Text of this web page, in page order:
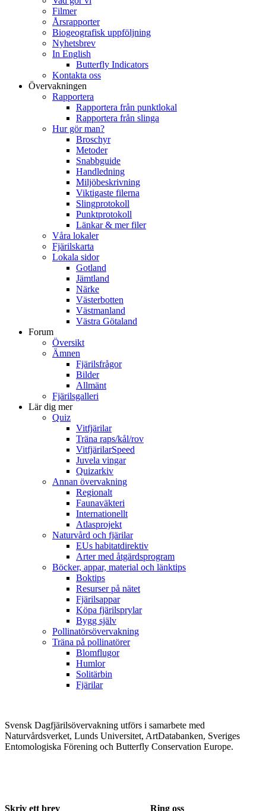
Filmer
Årsrapporter
Biogeografisk uppföljning
Nyhetsbrev
In English
Butterfly Indicators
Kontakta oss
Övervakningen
Rapportera
Rapportera från punktlokal
Rapportera från slinga
Hur gör man?
Broschyr
Metoder
Snabbguide
Handledning
Miljöbeskrivning
Viktigaste filerna
Slingprotokoll
Punktprotokoll
Länkar & mer filer
Våra lokaler
Fjärilskarta
Lokala sidor
Gotland
Jämtland
Närke
Västerbotten
Västmanland
Västra Götaland
Forum
Översikt
Ämnen
Fjärilsfrågor
Bilder
Allmänt
Fjärilsgalleri
Lär dig mer
Quiz
Vitfjärilar
Träna raps/kål/rov
VitfjärilarSpeed
Juvela vingar
Quizarkiv
Annan övervakning
Regionalt
Faunaväkteri
Internationellt
Atlasprojekt
Naturvård och fjärilar
EUs habitatdirektiv
Arter med åtgärdsprogram
Böcker, appar, material och länktips
Boktips
Resurser på nätet
Fjärilsappar
Köpa fjärilsprylar
Bygg själv
Pollinatörsövervakning
Träna på pollinatörer
Blomflugor
Humlor
Solitärbin
Fjärilar
Svensk Dagfjärilsövervakning utförs i samarbete med
Naturvårdsverket, Lunds Universitet, ArtDatabanken, Sveriges
Entomologiska Förening och Butterfly Conservation Europe.
Skriv ett brev Ring oss